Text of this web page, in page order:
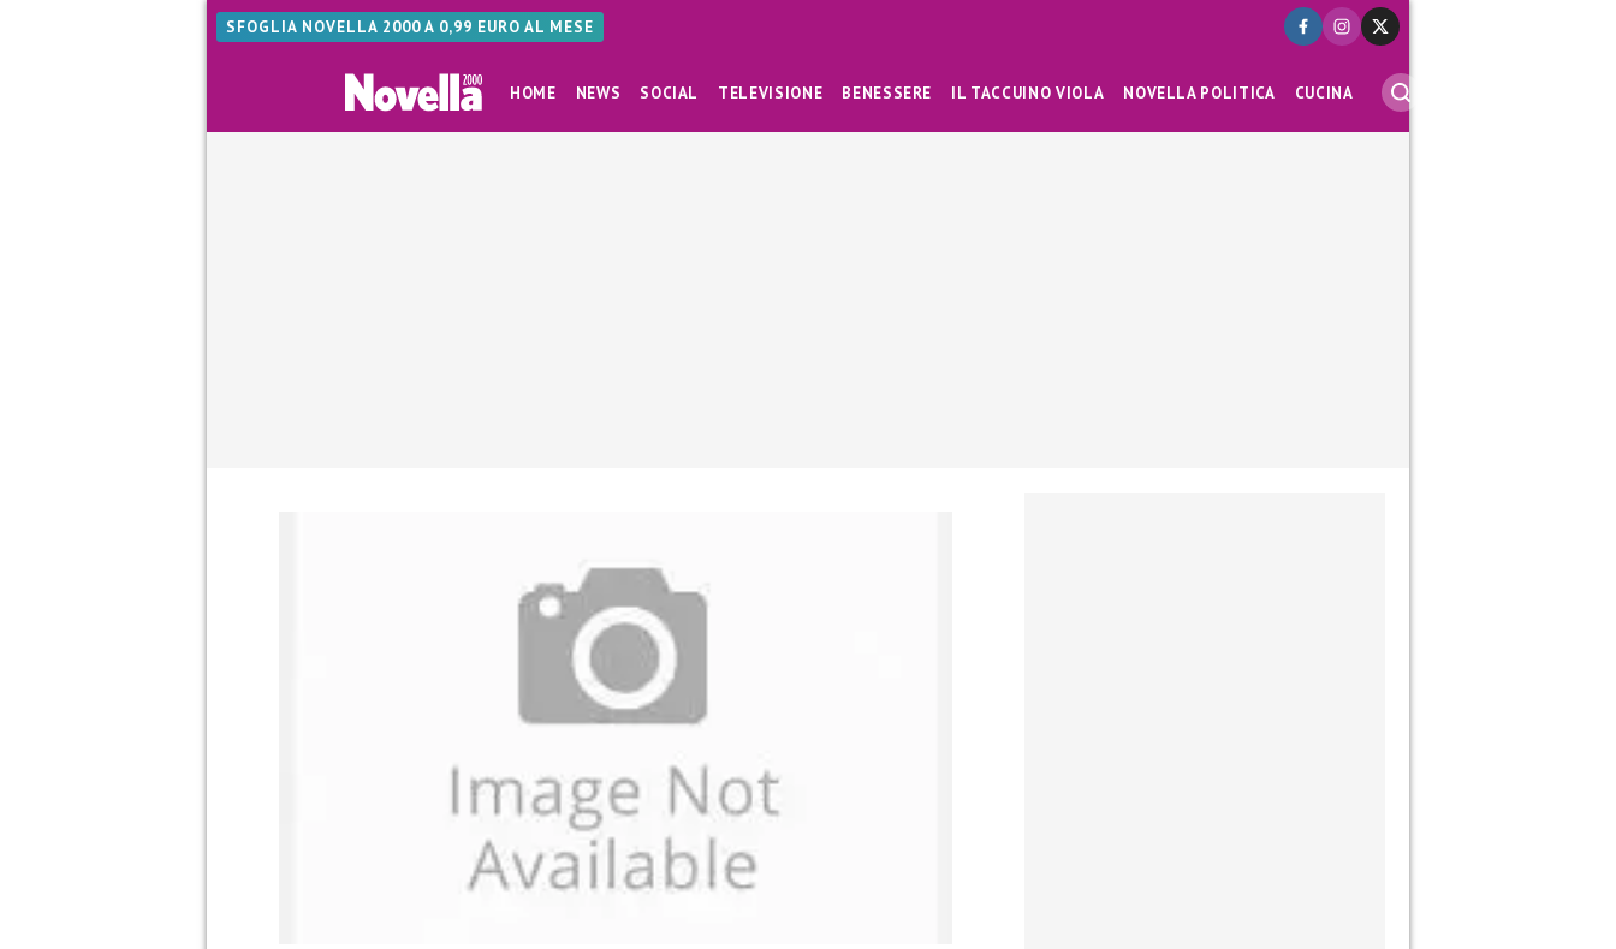
SFOGLIA NOVELLA 2000 A 0,99 EURO AL MESE
HOME NEWS SOCIAL TELEVISIONE BENESSERE IL TACCUINO VIOLA NOVELLA POLITICA CUCINA